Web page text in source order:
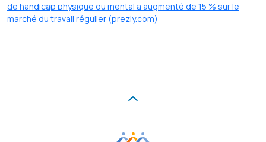
de handicap physique ou mental a augmenté de 15 % sur le
marché du travail régulier (prezly.com)